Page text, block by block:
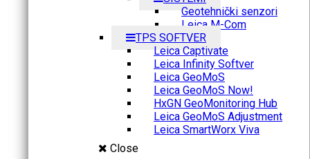
Geotehnički senzori
Leica M-Com
TPS SOFTVER
Leica Captivate
Leica Infinity Softver
Leica GeoMoS
Leica GeoMoS Now!
HxGN GeoMonitoring Hub
Leica GeoMoS Adjustment
Leica SmartWorx Viva
Close